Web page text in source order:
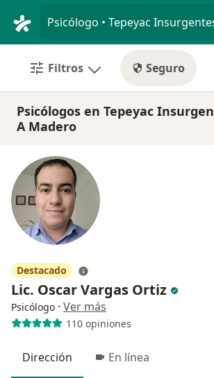
Filtros Seguro
Psicólogos en Tepeyac
A Madero
Destacado
Lic. Oscar Vargas Ortiz
Psicólogo · Ver más
110 opiniones
Dirección En línea